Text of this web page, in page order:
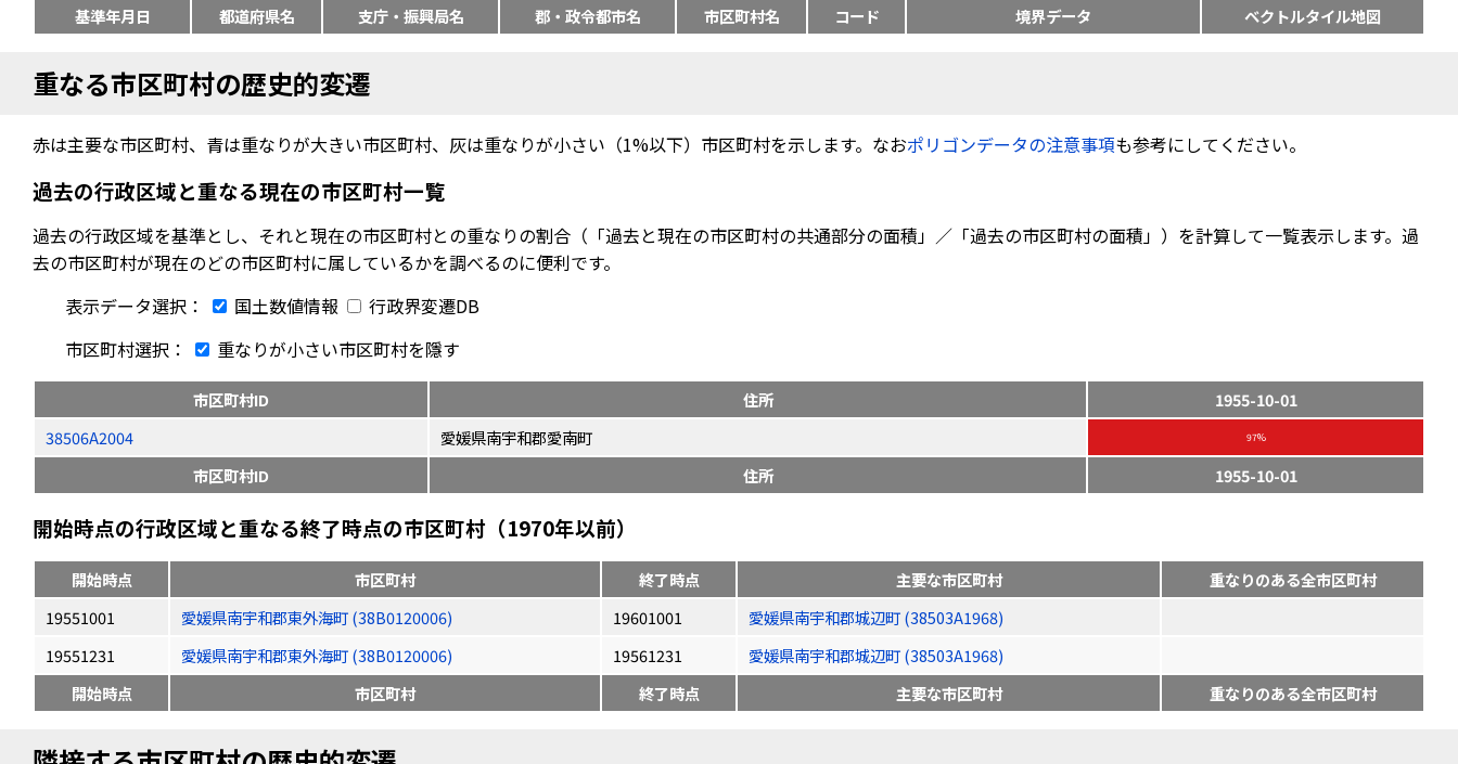
基準年月日
都道府県名 支庁・振興局名 郡・政令都市名 市区町村名 コード 境界データ ベクトルタイル地図
重なる市区町村の歴史的変遷
赤は主要な市区町村、青は重なりが大きい市区町村、灰は重なりが小さい（1%以下）市区町村を示します。なおポリゴンデータの注意事項も参考にしてください。
過去の行政区域と重なる現在の市区町村一覧
過去の行政区域を基準とし、それと現在の市区町村との重なりの割合（「過去と現在の市区町村の共通部分の面積」／「過去の市区町村の面積」）を計算して一覧表示します。過
去の市区町村が現在のどの市区町村に属しているかを調べるのに便利です。
表示データ選択：
国土数値情報
行政界変遷DB
市区町村選択：
重なりが小さい市区町村を隱す
市区町村ID 住所
1955-10-01
38506A2004
愛媛県南宇和郡愛南町 97%
市区町村ID 住所 1955-10-01
開始時点の行政区域と重なる終了時点の市区町村（1970年以前）
開始時点 市区町村 終了時点 主要な市区町村
重なりのある全市区町村
19551001
愛媛県南宇和郡東外海町 (38B0120006) 19601001
愛媛県南宇和郡城辺町 (38503A1968)
19551231
愛媛県南宇和郡東外海町 (38B0120006) 19561231
愛媛県南宇和郡城辺町 (38503A1968)
開始時点
市区町村 終了時点 主要な市区町村 重なりのある全市区町村